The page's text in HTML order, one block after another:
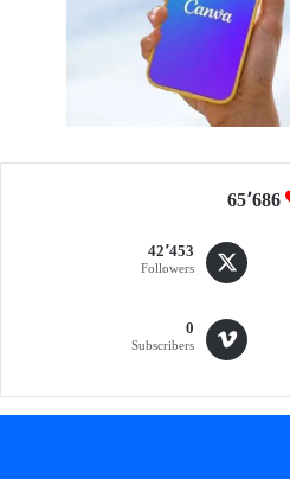
65٬686
42٬453
Followers
0
Subscribers